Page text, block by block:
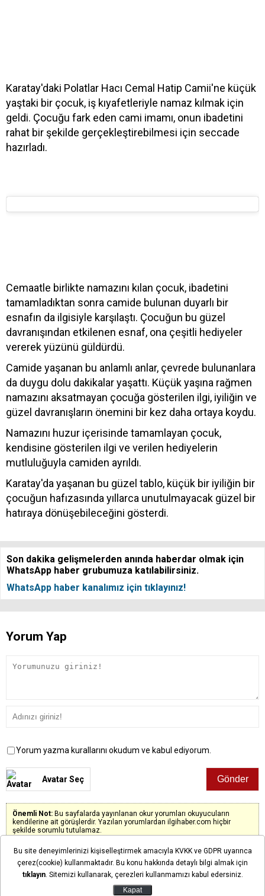
Karatay'daki Polatlar Hacı Cemal Hatip Camii'ne küçük
yaştaki bir çocuk, iş kıyafetleriyle namaz kılmak için
geldi. Çocuğu fark eden cami imamı, onun ibadetini
rahat bir şekilde gerçekleştirebilmesi için seccade
hazırladı.
Cemaatle birlikte namazını kılan çocuk, ibadetini
tamamladıktan sonra camide bulunan duyarlı bir
esnafın da ilgisiyle karşılaştı. Çocuğun bu güzel
davranışından etkilenen esnaf, ona çeşitli hediyeler
vererek yüzünü güldürdü.
Camide yaşanan bu anlamlı anlar, çevrede bulunanlara
da duygu dolu dakikalar yaşattı. Küçük yaşına rağmen
namazını aksatmayan çocuğa gösterilen ilgi, iyiliğin ve
güzel davranışların önemini bir kez daha ortaya koydu.
Namazını huzur içerisinde tamamlayan çocuk,
kendisine gösterilen ilgi ve verilen hediyelerin
mutluluğuyla camiden ayrıldı.
Karatay'da yaşanan bu güzel tablo, küçük bir iyiliğin bir
çocuğun hafızasında yıllarca unutulmayacak güzel bir
hatıraya dönüşebileceğini gösterdi.
Son dakika gelişmelerden anında haberdar olmak için
WhatsApp haber grubumuza katılabilirsiniz.
WhatsApp haber kanalımız için tıklayınız!
Yorum Yap
Yorum yazma kurallarını okudum ve kabul ediyorum.
Avatar Seç
Önemli Not: Bu sayfalarda yayınlanan okur yorumları okuyucuların
kendilerine ait görüşlerdir. Yazılan yorumlardan ilgihaber.com hiçbir
şekilde sorumlu tutulamaz.
Henüz yorum yapılmadı. İlk yorumu siz yapın!
Bu site deneyimlerinizi kişiselleştirmek amacıyla KVKK ve GDPR uyarınca
çerez(cookie) kullanmaktadır. Bu konu hakkında detaylı bilgi almak için
tıklayın. Sitemizi kullanarak, çerezleri kullanmamızı kabul edersiniz.
Kapat